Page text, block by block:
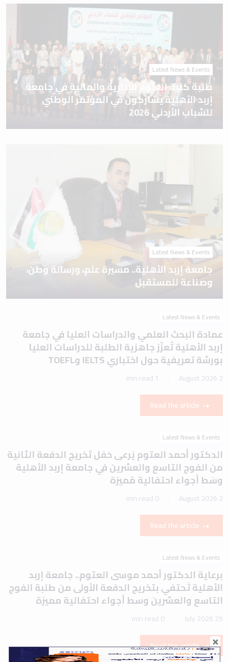
Latest News & Events
طلبة كلية العلوم الإدارية والمالية في جامعة
إربد الأهلية يشاركون في المؤتمر الوطني
للشباب الأردني 2026
Latest News & Events
جامعة إربد الأهلية.. مسيرة علم، ورسالة وطن،
وصناعة للمستقبل
Latest News & Events
عمادة البحث العلمي والدراسات العليا في جامعة
إربد الأهلية تُعزّز جاهزية الطلبة للدراسات العليا
بورشة تعريفية حول اختباري IELTS وTOEFL
2 August 2026
1 min read
Read the article
Latest News & Events
الدكتور أحمد العتوم يَرعى حَفل تَخريج الدفعة الثانية
من الفوج التاسع والعشرين في جامعة إربد الأهلية
وسَط أجواء احتفالية مُميزة
2 August 2026
0 min read
Read the article
Latest News & Events
برعاية الدكتور أحمد موسى العتوم.. جامعة إربد
الأهلية تَحتفي بتخريج الدفعة الأولى من طلبة الفوج
التاسع والعشرين وسط أجواء احتفالية مميزة
29 July 2026
0 min read
Read the article